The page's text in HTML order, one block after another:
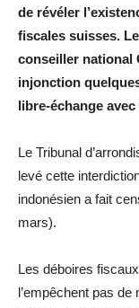
de révéler
fiscales suisses.
conseiller national
injonction
libre-échange avec
Le Tribunal
levé cette
indonésien a fait
mars).
Les déboires
l’empêchent pas de